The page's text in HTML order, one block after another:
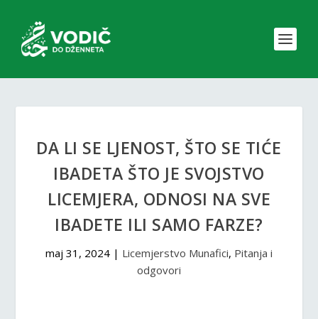
DA LI SE LJENOST, ŠTO SE TIĆE
IBADETA ŠTO JE SVOJSTVO
LICEMJERA, ODNOSI NA SVE
IBADETE ILI SAMO FARZE?
maj 31, 2024 | Licemjerstvo Munafici, Pitanja i
odgovori